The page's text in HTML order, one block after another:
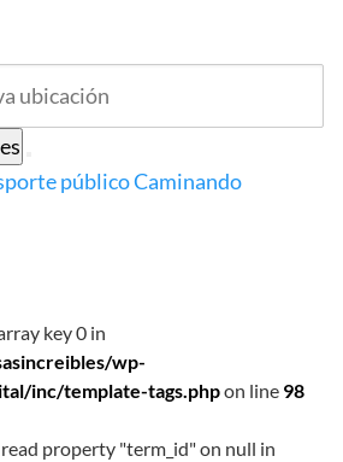
públicoCaminando
key 0 in
wp-
inc/template-tags.phpon line 98
property "term_id" on null in